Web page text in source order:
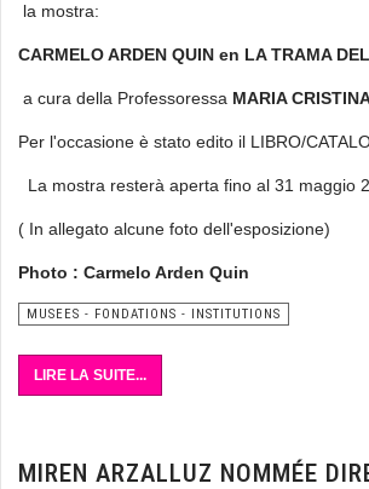
la mostra:
CARMELO ARDEN QUIN en LA TRAMA
a cura della Professoressa MARIA
Per l'occasione è stato edito il LIBRO/
La mostra resterà aperta fino
( In allegato alcune foto dell'esposizione)
Photo : Carmelo Arden Quin
MUSEES - FONDATIONS - INSTITUTIONS
LIRE LA SUITE...
MIREN ARZALLUZ NOMMÉE